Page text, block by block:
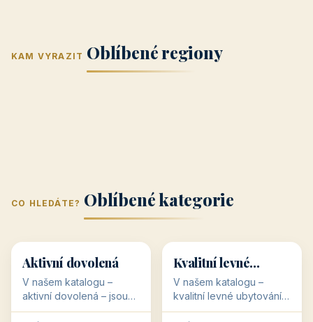
KAM VYRAZIT Oblíbené regiony
(Jihomoravský
kraj)
kraj)
Zlínský kraj Žilinský
Karlovarský
Střední Čechy
(Středočeský
CO HLEDÁTE? Oblíbené kategorie
🥾 36 objektů
Aktivní dovolená
V našem katalogu –
aktivní dovolená – jsou
pro Vás připraveny
💰
💰
34 objektů
Kvalitní levné
ubytování
V našem katalogu –
kvalitní levné ubytování –
jsou pro Vás připraveny